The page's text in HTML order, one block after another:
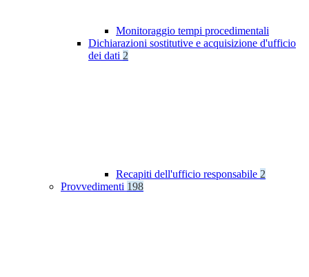
Monitoraggio tempi procedimentali
Dichiarazioni sostitutive e acquisizione d'ufficio
dei dati 2
Recapiti dell'ufficio responsabile 2
Provvedimenti 198